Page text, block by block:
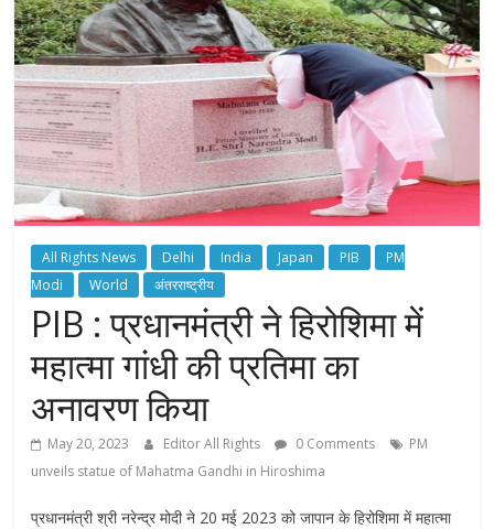
All Rights News Delhi India Japan PIB
PM
Modi
World अंतरराष्ट्रीय
PIB : प्रधानमंत्री ने हिरोशिमा में
महात्मा गांधी की प्रतिमा का
अनावरण किया
May 20, 2023 Editor All Rights 0 Comments
PM
unveils statue of Mahatma Gandhi in Hiroshima
प्रधानमंत्री श्री नरेन्‍द्र मोदी ने 20 मई 2023 को जापान के हिरोशिमा में महात्मा